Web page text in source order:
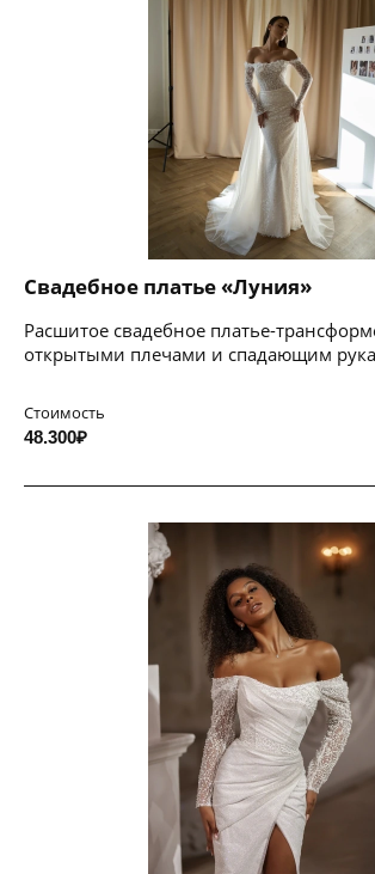
Свадебное платье «Луния»
Расшитое свадебное платье-
открытыми плечами и спадающим
Стоимость
48.300₽